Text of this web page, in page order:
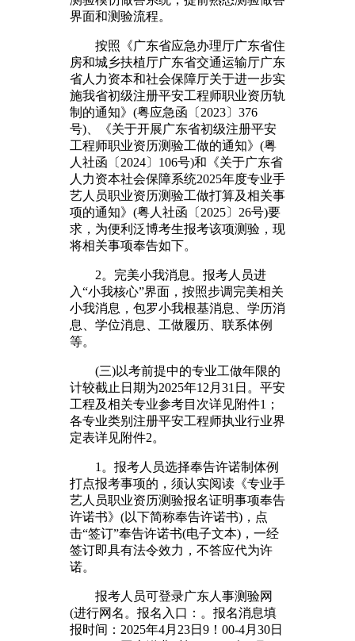
界面和测验流程。
按照《广东省应急办理厅广东省住
房和城乡扶植厅广东省交通运输厅广东
省人力资本和社会保障厅关于进一步实
施我省初级注册平安工程师职业资历轨
制的通知》(粤应急函〔2023〕376
号)、《关于开展广东省初级注册平安
工程师职业资历测验工做的通知》(粤
人社函〔2024〕106号)和《关于广东省
人力资本社会保障系统2025年度专业手
艺人员职业资历测验工做打算及相关事
项的通知》(粤人社函〔2025〕26号)要
求，为便利泛博考生报考该项测验，现
将相关事项奉告如下。
2。完美小我消息。报考人员进
入“小我核心”界面，按照步调完美相关
小我消息，包罗小我根基消息、学历消
息、学位消息、工做履历、联系体例
等。
(三)以考前提中的专业工做年限的
计较截止日期为2025年12月31日。平安
工程及相关专业参考目次详见附件1；
各专业类别注册平安工程师执业行业界
定表详见附件2。
1。报考人员选择奉告许诺制体例
打点报考事项的，须认实阅读《专业手
艺人员职业资历测验报名证明事项奉告
许诺书》(以下简称奉告许诺书)，点
击“签订”奉告许诺书(电子文本)，一经
签订即具有法令效力，不答应代为许
诺。
报考人员可登录广东人事测验网
(进行网名。报名入口：。报名消息填
报时间：2025年4月23日9！00-4月30日